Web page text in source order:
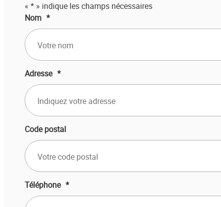
« * » indique les champs nécessaires
Nom *
Adresse *
Code postal
Téléphone *